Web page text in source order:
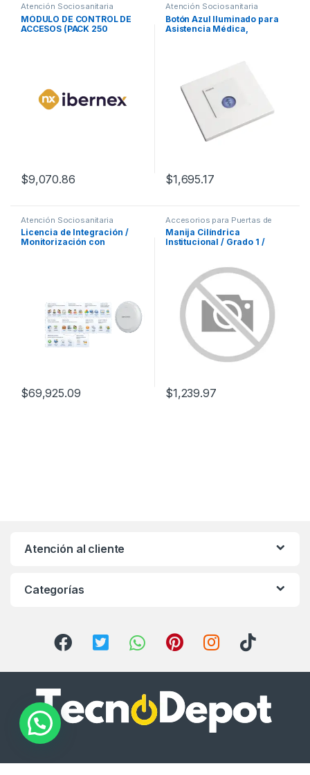
Atención Sociosanitaria
MÓDULO DE CONTROL DE
ACCESOS (PACK 250
$9,070.86
Atención Sociosanitaria
Botón Azul Iluminado para
Asistencia Médica,
$1,695.17
Atención Sociosanitaria
Licencia de Integración /
Monitorización con
Cardíaca / Compatibilidad
Hikvis
$69,925.09
Accesorios para Puertas de
Emergencia
Manija Cilíndrica
Institucional / Grado 1 /
$1,239.97
Atención al cliente
Categorías